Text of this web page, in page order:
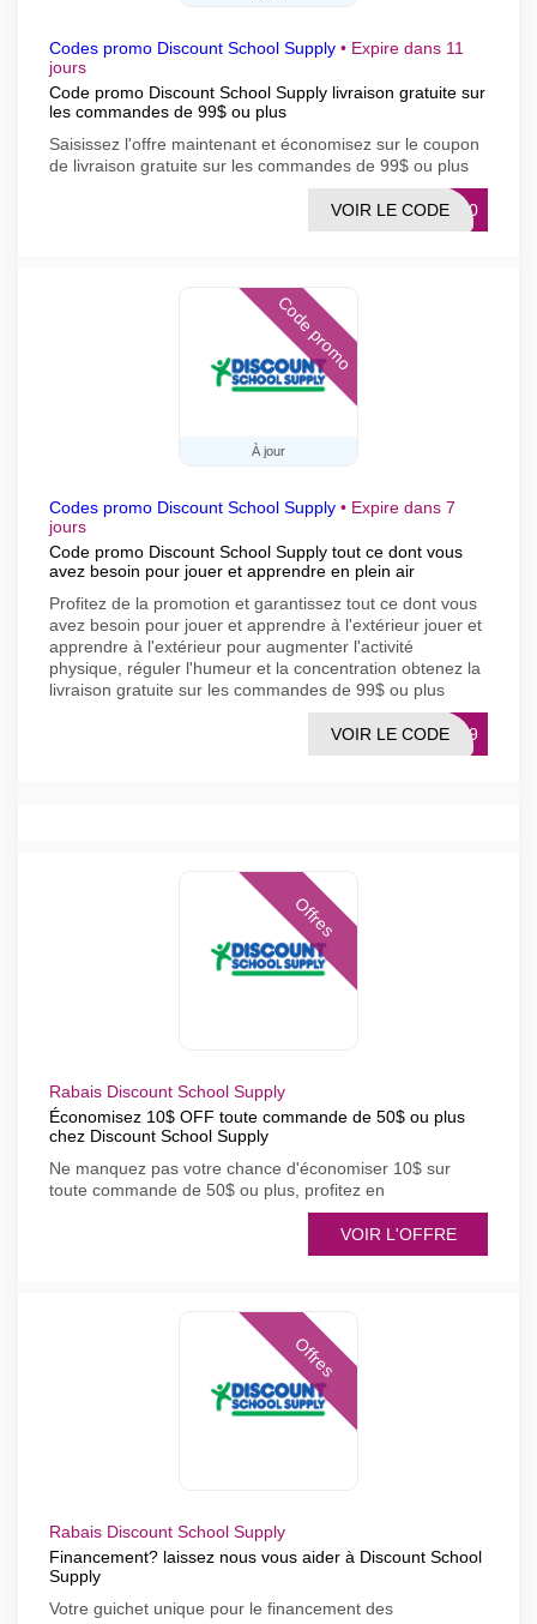
Codes promo Discount School Supply • Expire dans 11
jours
Code promo Discount School Supply livraison gratuite sur
les commandes de 99$ ou plus
Saisissez l'offre maintenant et économisez sur le coupon
de livraison gratuite sur les commandes de 99$ ou plus
ON10
VOIR LE CODE
À jour
Code promo
Codes promo Discount School Supply • Expire dans 7
jours
Code promo Discount School Supply tout ce dont vous
avez besoin pour jouer et apprendre en plein air
Profitez de la promotion et garantissez tout ce dont vous
avez besoin pour jouer et apprendre à l'extérieur jouer et
apprendre à l'extérieur pour augmenter l'activité
physique, réguler l'humeur et la concentration obtenez la
livraison gratuite sur les commandes de 99$ ou plus
IP99
VOIR LE CODE
Offres
Rabais Discount School Supply
Économisez 10$ OFF toute commande de 50$ ou plus
chez Discount School Supply
Ne manquez pas votre chance d'économiser 10$ sur
toute commande de 50$ ou plus, profitez en
VOIR L'OFFRE
Offres
Rabais Discount School Supply
Financement? laissez nous vous aider à Discount School
Supply
Votre guichet unique pour le financement des